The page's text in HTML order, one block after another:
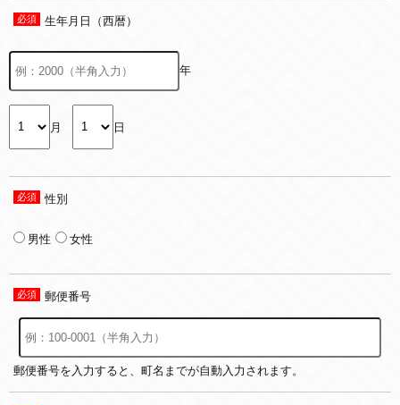
生年月日（西暦）
年
月 日
性別
男性 女性
郵便番号
郵便番号を入力すると、町名までが自動入力されます。